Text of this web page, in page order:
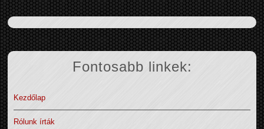
Fontosabb linkek:
Kezdőlap
Rólunk írták